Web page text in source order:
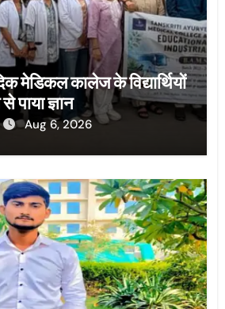
मेडिकल कालेज के विद्यार्थियों
पाया ज्ञान
Aug 6, 2026